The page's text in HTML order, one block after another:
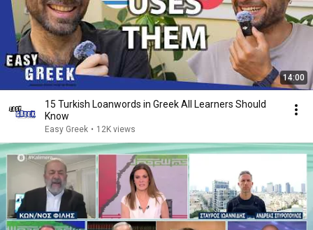
14:00
15 Turkish Loanwords in Greek All Learners Should
Know
Easy Greek • 12K views